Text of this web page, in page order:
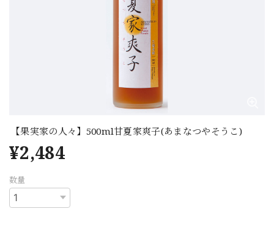
【果実家の人々】500ml甘夏家爽子(あまなつやそうこ)
¥2,484
数量